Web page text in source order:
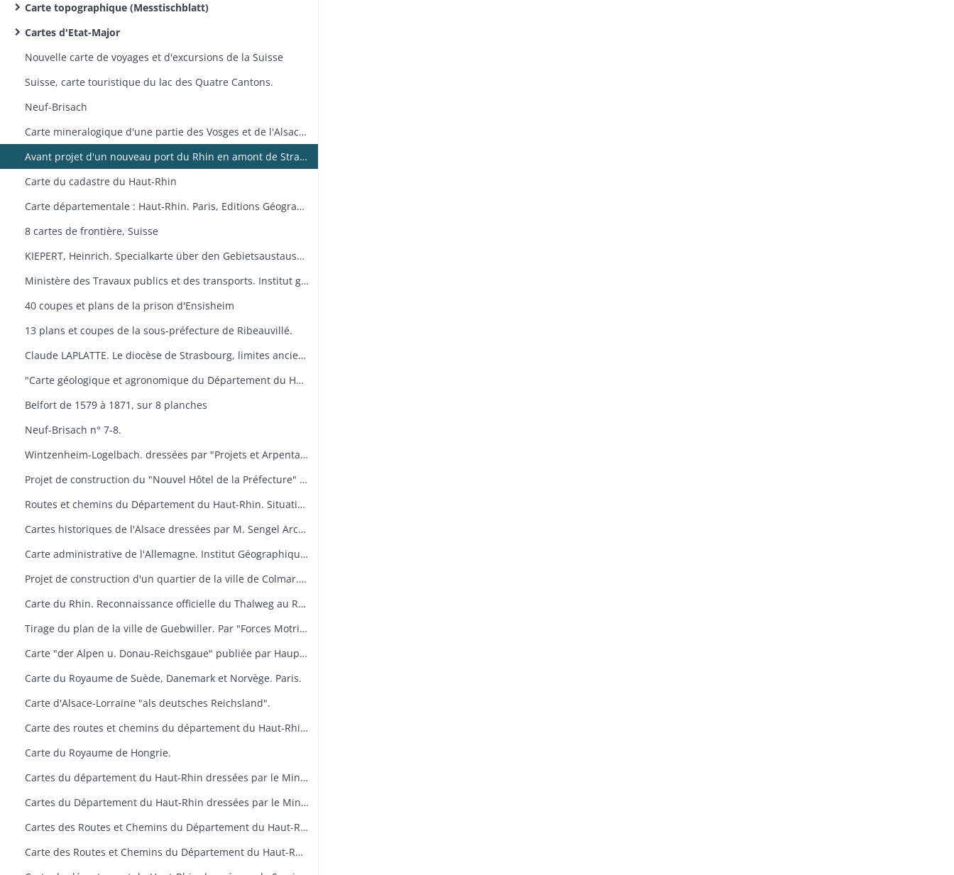
Carte topographique (Messtischblatt)
Cartes d'Etat-Major
Nouvelle carte de voyages et d'excursions de la Suisse
Suisse, carte touristique du lac des Quatre Cantons.
Neuf-Brisach
Carte mineralogique d'une partie des Vosges et de l'Alsace (Thann-Guebwiller, Colmar, Neuf-Brisach)
Avant projet d'un nouveau port du Rhin en amont de Strasbourg
Carte du cadastre du Haut-Rhin
Carte départementale : Haut-Rhin. Paris, Editions Géographiques André Lesot.
8 cartes de frontière, Suisse
KIEPERT, Heinrich. Specialkarte über den Gebietsaustausch an der deutsch-französischen. Grenze nach dem Friedensvertrag von Frankfurt. Berlin, Reuier.
Ministère des Travaux publics et des transports. Institut géographique national. Cartes de Huningue n° 1 et 5.
40 coupes et plans de la prison d'Ensisheim
13 plans et coupes de la sous-préfecture de Ribeauvillé.
Claude LAPLATTE. Le diocèse de Strasbourg, limites anciennes, limites actuelles. Strasbourg
"Carte géologique et agronomique du Département du Haut-Rhin"
Belfort de 1579 à 1871, sur 8 planches
Neuf-Brisach n° 7-8.
Wintzenheim-Logelbach. dressées par "Projets et Arpentages". Albert Klein​
Projet de construction du "Nouvel Hôtel de la Préfecture" à Colmar. dressées par l'architecte du Département.
Routes et chemins du Département du Haut-Rhin. Situation en 1957. Dressées par "Ponts et Chaussées"
Cartes historiques de l'Alsace dressées par M. Sengel Archives Départementales.
Carte administrative de l'Allemagne. Institut Géographique National
Projet de construction d'un quartier de la ville de Colmar. Dressé par l'architecte municipal
Carte du Rhin. Reconnaissance officielle du Thalweg au Rhin (Limite entre Nance et Bade). Service des Travaux du Rhin
Tirage du plan de la ville de Guebwiller. Par "Forces Motrices du haut-Rhin" secteur de Guebwiller
Carte "der Alpen u. Donau-Reichsgaue" publiée par Hauptvermessungsabteilung XIV im Wien.
Carte du Royaume de Suède, Danemark et Norvège. Paris.
Carte d'Alsace-Lorraine "als deutsches Reichsland".
Carte des routes et chemins du département du Haut-Rhin. Ponts et Chaussées. Situation en 1947.
Carte du Royaume de Hongrie.
Cartes du département du Haut-Rhin dressées par le Ministère de la Reconstruction et de l'Urbanisme
Cartes du Département du Haut-Rhin dressées par le Ministère de la Reconstruction et de l'Urbanisme
Cartes des Routes et Chemins du Département du Haut-Rhin. Situation en 1955 et 1957. Ponts et Chaussées
Carte des Routes et Chemins du Département du Haut-Rhin. Situation en 1955 et 1957. Ponts et Chaussées